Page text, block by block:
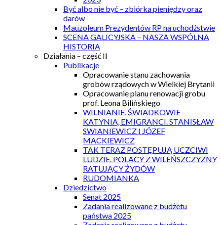
Być albo nie być – zbiórka pieniędzy oraz
darów
Mauzoleum Prezydentów RP na uchodźstwie
SCENA GALICYJSKA – NASZA WSPÓLNA
HISTORIA
Działania – część II
Publikacje
Opracowanie stanu zachowania
grobów rządowych w Wielkiej Brytanii
Opracowanie planu renowacji grobu
prof. Leona Bilińskiego
WILNIANIE, ŚWIADKOWIE
KATYNIA, EMIGRANCI. STANISŁAW
SWIANIEWICZ I JÓZEF
MACKIEWICZ
TAK TERAZ POSTĘPUJĄ UCZCIWI
LUDZIE. POLACY Z WILEŃSZCZYZNY
RATUJĄCY ŻYDÓW
RUDOMIANKA
Dziedzictwo
Senat 2025
Zadania realizowane z budżetu
państwa 2025